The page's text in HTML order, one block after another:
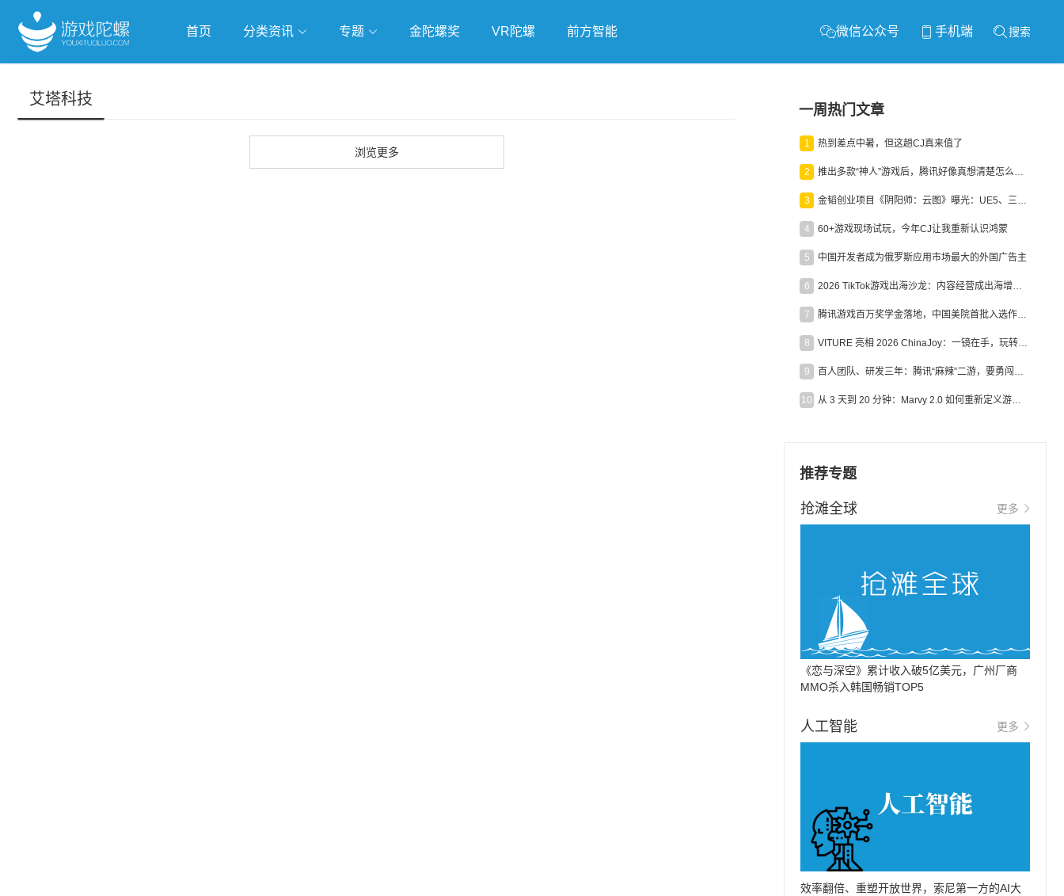
首页 分类资讯 专题 金陀螺奖 VR陀螺 前方智能 微信公众号 手机端 搜索
艾塔科技
浏览更多
一周热门文章
1 热到差点中暑，但这趟CJ真来值了
2 推出多款“神人”游戏后，腾讯好像真想清楚怎么做二次元了
3 金韬创业项目《阴阳师：云图》曝光：UE5、三端互通、ARPG
4 60+游戏现场试玩，今年CJ让我重新认识鸿蒙
5 中国开发者成为俄罗斯应用市场最大的外国广告主
6 2026 TikTok游戏出海沙龙：内容经营成出海增长新引擎
7 腾讯游戏百万奖学金落地，中国美院首批入选作品获业内关注
8 VITURE 亮相 2026 ChinaJoy：一镜在手，玩转全场！
9 百人团队、研发三年：腾讯“麻辣”二游，要勇闯男性恋爱市场
10 从 3 天到 20 分钟：Marvy 2.0 如何重新定义游戏出海营销效率？
推荐专题
抢滩全球 更多
《恋与深空》累计收入破5亿美元，广州厂商
MMO杀入韩国畅销TOP5
人工智能 更多
效率翻倍、重塑开放世界，索尼第一方的AI大